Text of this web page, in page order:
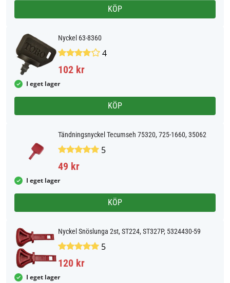
KÖP
Nyckel 63-8360
4
102 kr
I eget lager
KÖP
Tändningsnyckel Tecumseh 75320, 725-1660, 35062
5
49 kr
I eget lager
KÖP
Nyckel Snöslunga 2st, ST224, ST327P, 5324430-59
5
120 kr
I eget lager